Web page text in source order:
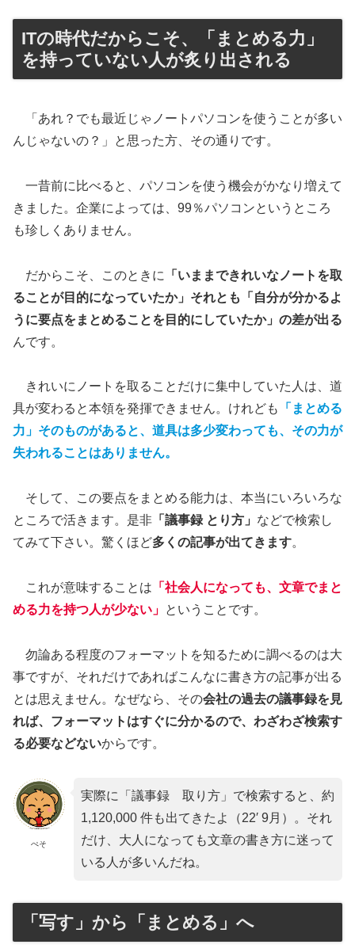
ITの時代だからこそ、「まとめる力」
を持っていない人が炙り出される
「あれ？でも最近じゃノートパソコンを使うことが多い
んじゃないの？」と思った方、その通りです。
一昔前に比べると、パソコンを使う機会がかなり増えて
きました。企業によっては、99％パソコンというところ
も珍しくありません。
だからこそ、このときに
「いままできれいなノートを取
ることが目的になっていたか」それとも「自分が分かるよ
うに要点をまとめることを目的にしていたか」の差が出る
んです。
きれいにノートを取ることだけに集中していた人は、道
具が変わると本領を発揮できません。けれども
「まとめる
力」そのものがあると、道具は多少変わっても、その力が
失われることはありません。
そして、この要点をまとめる能力は、本当にいろいろな
ところで活きます。是非 「議事録 とり方」 などで検索し
てみて下さい。驚くほど多くの記事が出てきます。
これが意味することは 「社会人になっても、文章でまと
める力を持つ人が少ない」 ということです。
勿論ある程度のフォーマットを知るために調べるのは大
事ですが、それだけであればこんなに書き方の記事が出る
とは思えません。なぜなら、その会社の過去の議事録を見
れば、フォーマットはすぐに分かるので、わざわざ検索す
る必要などないからです。
ぺそ
実際に「議事録 取り方」で検索すると、約
1,120,000 件も出てきたよ（22′ 9月）。それ
だけ、大人になっても文章の書き方に迷って
いる人が多いんだね。
「写す」から「まとめる」へ